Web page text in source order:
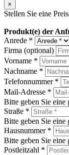
×
Stellen Sie eine
Produkt(e) der
Anrede *
Firma (optional)
Vorname *
Nachname *
Telefonnummer *
Mail-Adresse *
Bitte geben Sie eine
Straße *
Bitte geben Sie eine
Hausnummer *
Bitte geben Sie eine
Postleitzahl *